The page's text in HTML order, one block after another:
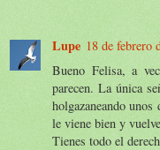
Lupe 18 de febrero
Bueno Felisa, a
parecen. La única
holgazaneando
le viene bien y
Tienes todo el